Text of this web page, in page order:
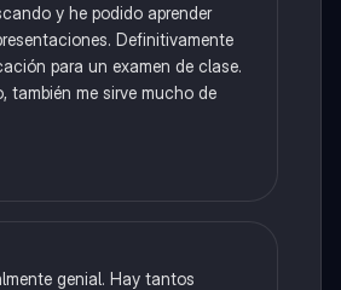
y he podido aprender
Definitivamente
para un examen de clase.
también me sirve mucho de
genial. Hay tantos